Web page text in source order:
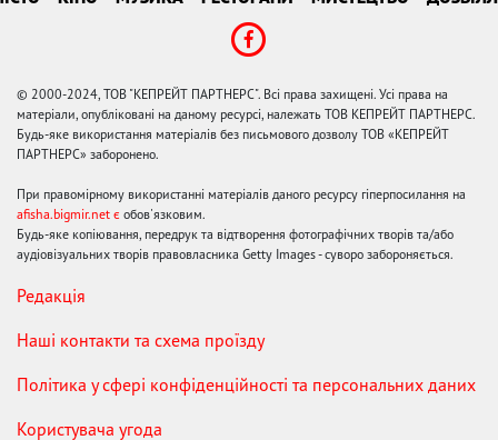
© 2000-2024, ТОВ "КЕПРЕЙТ ПАРТНЕРС". Всі права захищені. Усі права на
матеріали, опубліковані на даному ресурсі, належать ТОВ КЕПРЕЙТ ПАРТНЕРС.
Будь-яке використання матеріалів без письмового дозволу ТОВ «КЕПРЕЙТ
ПАРТНЕРС» заборонено.
При правомірному використанні матеріалів даного ресурсу гіперпосилання на
afisha.bigmir.net є обов'язковим.
Будь-яке копіювання, передрук та відтворення фотографічних творів та/або
аудіовізуальних творів правовласника Getty Images - суворо забороняється.
Редакція
Наші контакти та схема проїзду
Політика у сфері конфіденційності та персональних даних
Користувача угода